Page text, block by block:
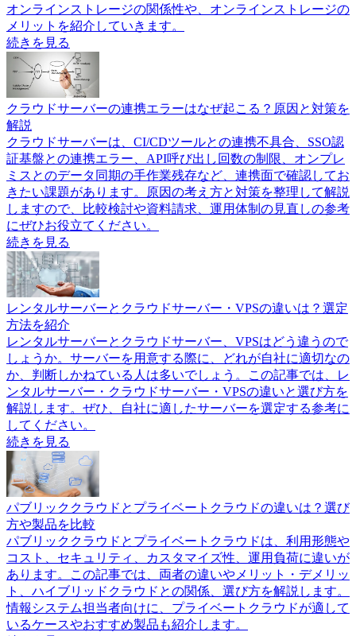
オンラインストレージの関係性や、オンラインストレージの
メリットを紹介していきます。
続きを見る
クラウドサーバーの連携エラーはなぜ起こる？原因と対策を
解説
クラウドサーバーは、CI/CDツールとの連携不具合、SSO認
証基盤との連携エラー、API呼び出し回数の制限、オンプレ
ミスとのデータ同期の手作業残存など、連携面で確認してお
きたい課題があります。原因の考え方と対策を整理して解説
しますので、比較検討や資料請求、運用体制の見直しの参考
にぜひお役立てください。
続きを見る
レンタルサーバーとクラウドサーバー・VPSの違いは？選定
方法を紹介
レンタルサーバーとクラウドサーバー、VPSはどう違うので
しょうか。サーバーを用意する際に、どれが自社に適切なの
か、判断しかねている人は多いでしょう。この記事では、レ
ンタルサーバー・クラウドサーバー・VPSの違いと選び方を
解説します。ぜひ、自社に適したサーバーを選定する参考に
してください。
続きを見る
パブリッククラウドとプライベートクラウドの違いは？選び
方や製品を比較
パブリッククラウドとプライベートクラウドは、利用形態や
コスト、セキュリティ、カスタマイズ性、運用負荷に違いが
あります。この記事では、両者の違いやメリット・デメリッ
ト、ハイブリッドクラウドとの関係、選び方を解説します。
情報システム担当者向けに、プライベートクラウドが適して
いるケースやおすすめ製品も紹介します。